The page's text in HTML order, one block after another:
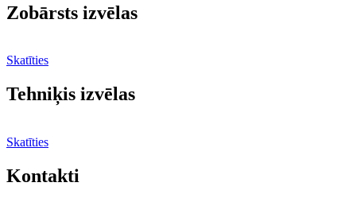
Zobārsts izvēlas
Skatīties
Tehniķis izvēlas
Skatīties
Kontakti